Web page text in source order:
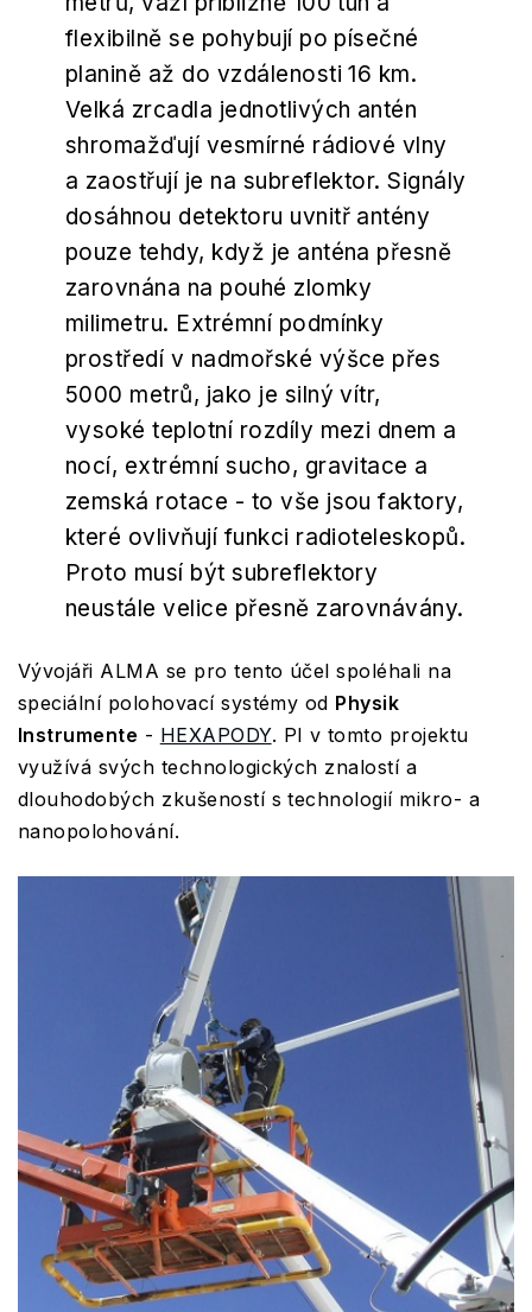
flexibilně se pohybují po písečné
planině až do vzdálenosti 16 km.
Velká zrcadla jednotlivých antén
shromažďují vesmírné rádiové vlny
a zaostřují je na subreflektor. Signály
dosáhnou detektoru uvnitř antény
pouze tehdy, když je anténa přesně
zarovnána na pouhé zlomky
milimetru. Extrémní podmínky
prostředí v nadmořské výšce přes
5000 metrů, jako je silný vítr,
vysoké teplotní rozdíly mezi dnem a
nocí, extrémní sucho, gravitace a
zemská rotace - to vše jsou faktory,
které ovlivňují funkci radioteleskopů.
Proto musí být subreflektory
neustále velice přesně zarovnávány.
Vývojáři ALMA se pro tento účel spoléhali na
speciální polohovací systémy od Physik
Instrumente - HEXAPODY. PI v tomto projektu
využívá svých technologických znalostí a
dlouhodobých zkušeností s technologií mikro- a
nanopolohování.